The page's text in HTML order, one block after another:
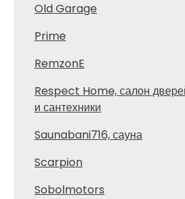
Old Garage
Prime
RemzonE
Respect Home, салон
и сантехники
Saunabani716, сауна
Scarpion
Sobolmotors